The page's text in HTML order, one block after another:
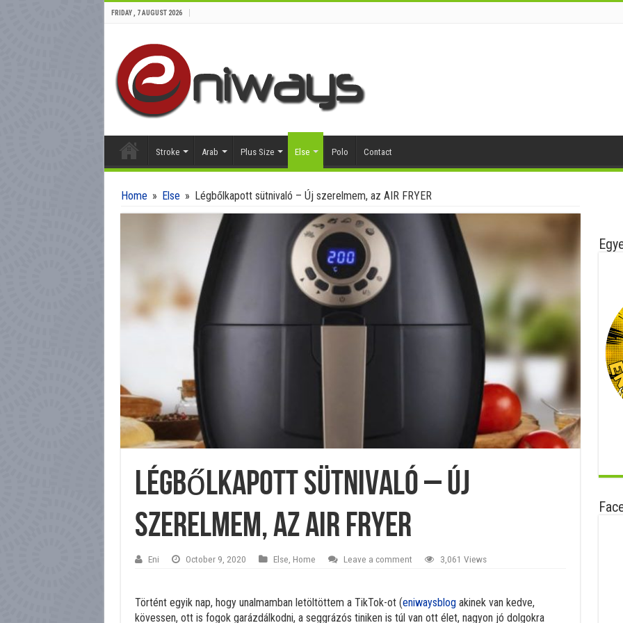
FRIDAY , 7 AUGUST 2026
Stroke Arab Plus Size Else Polo Contact
Home » Else » Légbőlkapott sütnivaló – Új szerelmem, az AIR FRYER
Légbőlkapott sütnivaló – Új
szerelmem, az AIR FRYER
Eni October 9, 2020 Else Home Leave a comment 3,061 Views
Történt egyik nap, hogy unalmamban letöltöttem a TikTok-ot (eniwaysblogakinek van kedve,
kövessen, ott is fogok garázdálkodni, a seggrázós tiniken is túl van ott élet, nagyon jó dolgokra